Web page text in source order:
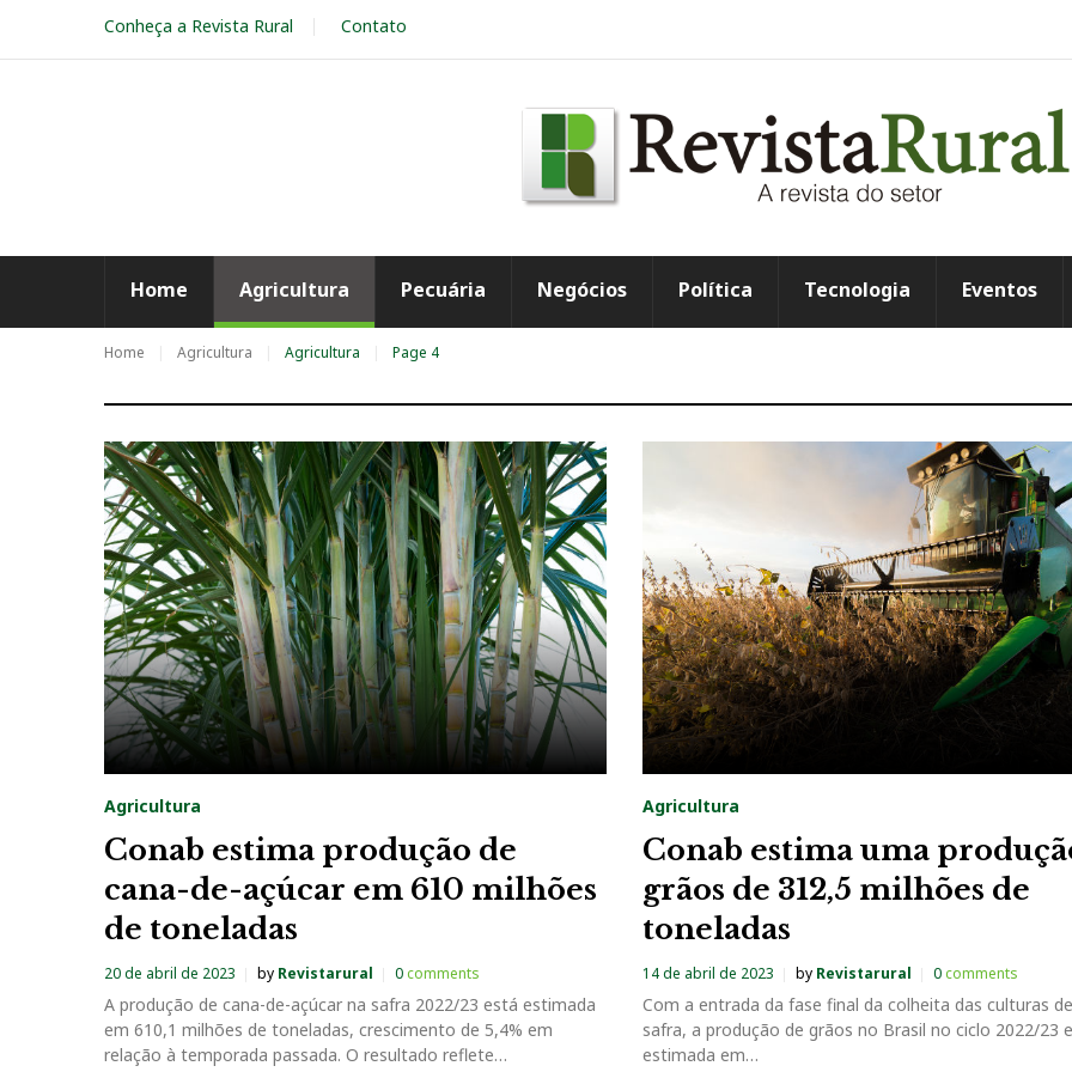
i
e
Conheça a Revista Rural Contato
Home Agricultura Pecuária Negócios Política Tecnologia Eventos
Home Agricultura Agricultura Page 4
C
a
t
e
g
o
r
i
a
:
Agricultura
Conab estima produção de
cana-de-açúcar em 610 milhões
de toneladas
20 de abril de 2023 by Revistarural 0comments
A produção de cana-de-açúcar na safra 2022/23 está estimada
em 610,1 milhões de toneladas, crescimento de 5,4% em
relação à temporada passada. O resultado reflete…
Agricultura
Conab estima uma
grãos de 312,5 milhões de
toneladas
14 de abril de 2023 by Revistarural 0comments
Com a entrada da fase final da colheita das culturas
safra, a produção de grãos no Brasil no ciclo 2022/23
estimada em…